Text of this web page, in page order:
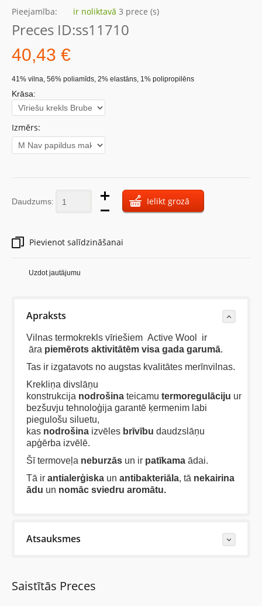
Pieejamība:
ir noliktavā 3 prece (s)
Preces ID:ss11710
40,43 €
41% vilna, 56% poliamīds, 2% elastāns, 1% polipropilēns
Krāsa:
Izmērs:
Daudzums: Ielikt grozā
Pievienot salīdzināšanai
Uzdot jautājumu
Apraksts
Vilnas termokrekls vīriešiem Active Wool ir
āra piemērots aktivitātēm visa gada garumā.
Tas ir izgatavots no augstas kvalitātes merīnvilnas.
Krekliņa divslāņu
konstrukcija nodrošina teicamu termoregulāciju un
bezšuvju tehnoloģija garantē ķermenim labi
piegulošu siluetu,
kas nodrošina izvēles brīvību daudzslāņu
apģērba izvēlē.
Šī termoveļa neburzās un ir patīkama ādai.
Tā ir antialerģiska un antibakteriāla, tā nekairina
ādu un nomāc sviedru aromātu.
Atsauksmes
Saistītās Preces